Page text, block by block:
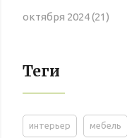
октября 2024(21)
Теги
интерьер мебель